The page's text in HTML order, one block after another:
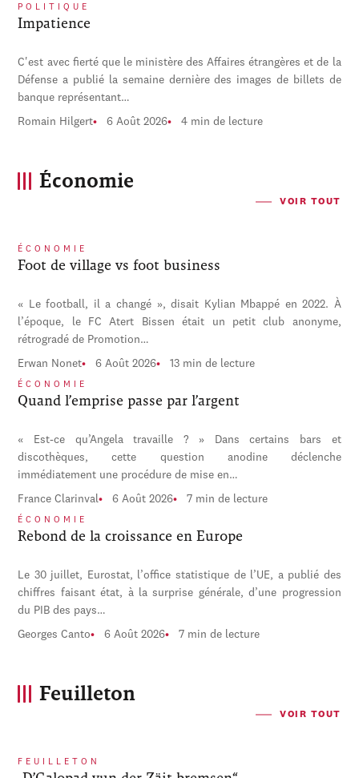
POLITIQUE
Impatience
C'est avec fierté que le ministère des Affaires étrangères et de la
Défense a publié la semaine dernière des images de billets de
banque représentant…
Romain Hilgert 6 Août 2026 4 min de lecture
Économie
VOIR TOUT
ÉCONOMIE
Foot de village vs foot business
« Le football, il a changé », disait Kylian Mbappé en 2022. À
l’époque, le FC Atert Bissen était un petit club anonyme,
rétrogradé de Promotion…
Erwan Nonet 6 Août 2026 13 min de lecture
ÉCONOMIE
Quand l’emprise passe par l’argent
« Est-ce qu’Angela travaille ? » Dans certains bars et
discothèques, cette question anodine déclenche
immédiatement une procédure de mise en…
France Clarinval 6 Août 2026 7 min de lecture
ÉCONOMIE
Rebond de la croissance en Europe
Le 30 juillet, Eurostat, l’office statistique de l’UE, a publié des
chiffres faisant état, à la surprise générale, d’une progression
du PIB des pays…
Georges Canto 6 Août 2026 7 min de lecture
Feuilleton
VOIR TOUT
FEUILLETON